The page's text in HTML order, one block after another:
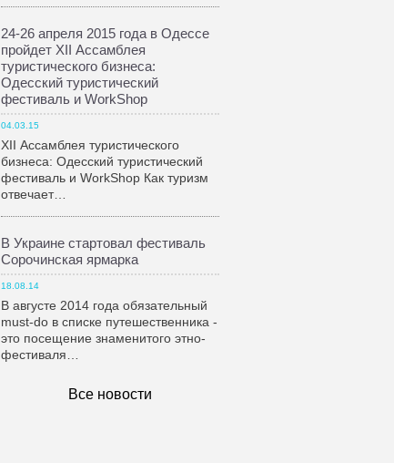
24-26 апреля 2015 года в Одессе
пройдет XII Ассамблея
туристического бизнеса:
Одесский туристический
фестиваль и WorkShop
04.03.15
XII Ассамблея туристического
бизнеса: Одесский туристический
фестиваль и WorkShop Как туризм
отвечает…
В Украине стартовал фестиваль
Сорочинская ярмарка
18.08.14
В августе 2014 года обязательный
must-do в списке путешественника -
это посещение знаменитого этно-
фестиваля…
Все новости